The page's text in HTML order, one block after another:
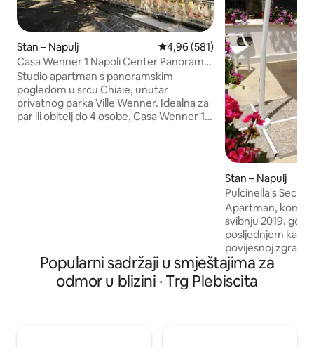
Stan – Napulj Prosječna ocjena: 4,96/5,
4,96 (581)
Casa Wenner 1 Napoli Center Panorama
Chiaia
Studio apartman s panoramskim
pogledom u srcu Chiaie, unutar
privatnog parka Ville Wenner. Idealna za
par ili obitelj do 4 osobe, Casa Wenner 1
Stan – Napulj
Pulcinella's Secret
Apartman, kompletno renoviran u
svibnju 2019.
posljednjem katu
povijesnoj zgradi
sastoji od 3
od kojih je jedna u
dnevnog boravka
Popularni sadržaji u smještajima za
odmor u blizini · Trg Plebiscita